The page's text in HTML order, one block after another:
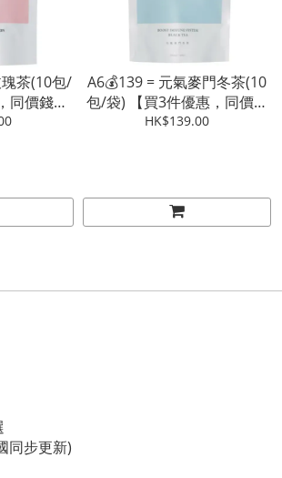
茶(10包/
同價錢可
A6💰139 = 元氣麥門冬茶(10
包/袋) 【買3件優惠，同價錢
可混搭】
HK$139.00
同步更新)